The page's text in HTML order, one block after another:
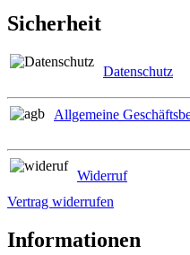
Sicherheit
Datenschutz
Allgemeine
Widerruf
Vertrag widerrufen
Informationen